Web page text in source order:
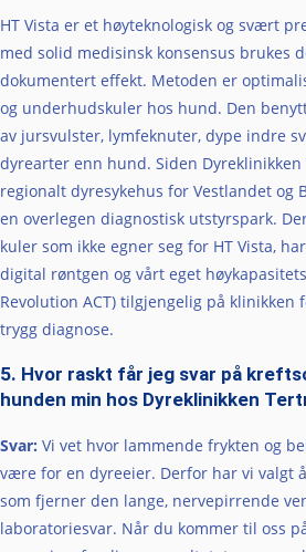
HT Vista er et høyteknologisk og svært
med solid medisinsk konsensus brukes
dokumentert effekt. Metoden er
og underhudskuler hos hund. Den
av jursvulster, lymfeknuter, dype indre
dyrearter enn hund. Siden
regionalt dyresykehus for Vestlandet og
en overlegen diagnostisk utstyrspark.
kuler som ikke egner seg for HT Vista,
digital røntgen og vårt eget høykapasitets
Revolution ACT) tilgjengelig på klinikken
trygg diagnose.
5. Hvor raskt får jeg svar på
hunden min hos Dyreklinikken
Svar: Vi vet hvor lammende frykten og
være for en dyreeier. Derfor har vi valgt
som fjerner den lange, nervepirrende
laboratoriesvar. Når du kommer til oss